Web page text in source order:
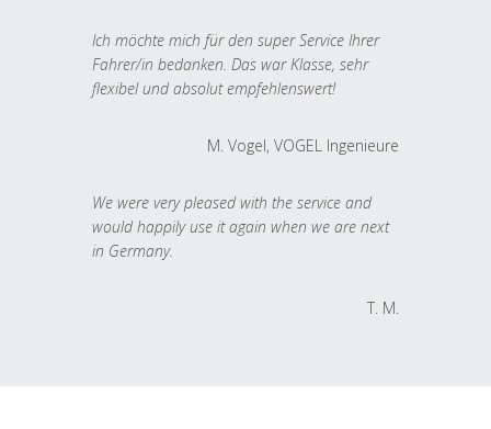
Ich möchte mich für den super Service Ihrer
Fahrer/in bedanken. Das war Klasse, sehr
flexibel und absolut empfehlenswert!
M. Vogel, VOGEL Ingenieure
We were very pleased with the service and
would happily use it again when we are next
in Germany.
T. M.